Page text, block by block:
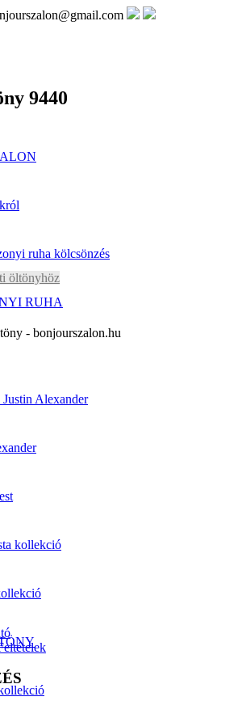
ruha kölcsönzés
RUHA
Alexander
kollekció
9440
öltönyhöz